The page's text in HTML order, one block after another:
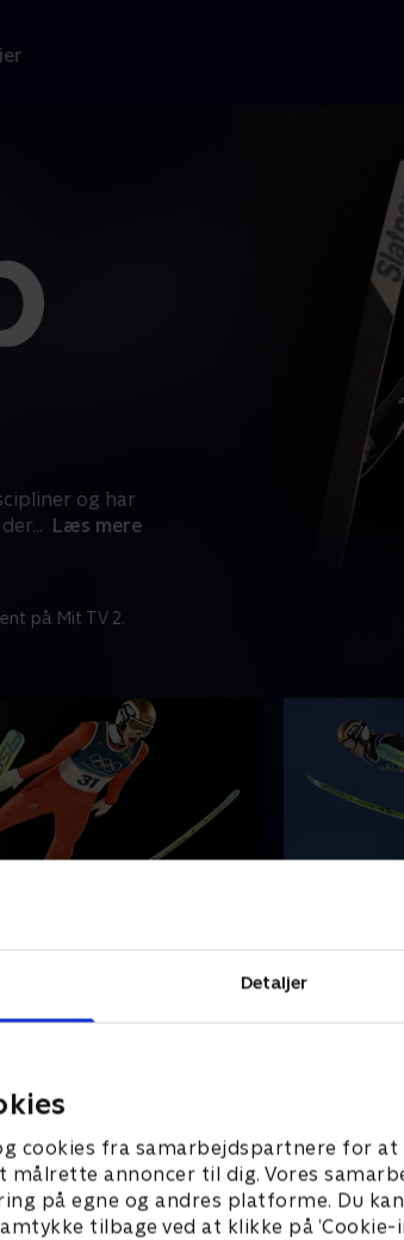
Detaljer
cookies fra samarbejdspartnere for at
målrette annoncer til dig. Vores
på egne og andres platforme. Du
tilbage ved at klikke på
og har
... Læs mere
på Mit TV 2.
af vinter-OL’s mest
discipliner og har været
1924. Ved dette OL
der i seks discipliner for